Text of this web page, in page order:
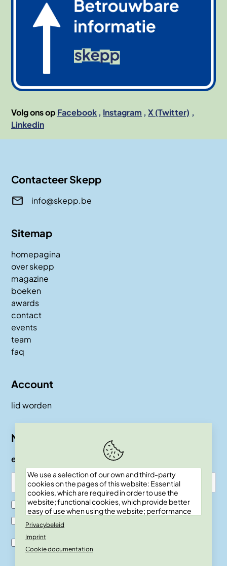
We use a selection of our own and third-party
cookies on the pages of this website: Essential
cookies, which are required in order to use the
website; functional cookies, which provide better
easy of use when using the website; performance
data on website use and statistics; and marketing
cookies, which are used to display relevant
content and advertising. If you choose "ACCEPT
Privacybeleid
Imprint
Cookie documentation
Volg ons op Facebook Instagram
X (Twitter)
Linkedin
Contacteer Skepp
info@skepp.be
Sitemap
homepagina
over skepp
magazine
boeken
awards
contact
events
team
faq
Account
lid worden
Nieuwsbrief
e-mail
Ik ben SKEPP lid
Ik ben geen SKEPP lid
Ik ben akkoord met de verwerkingsvoor-waarden en
privacy policy.